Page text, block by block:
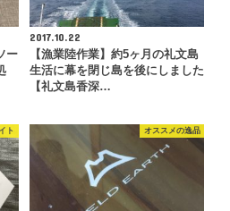
ー
2017.10.22
【漁業陸作業】約5ヶ月の礼文島
生活に幕を閉じ島を後にしました
【礼文島香深…
ト オススメの逸品